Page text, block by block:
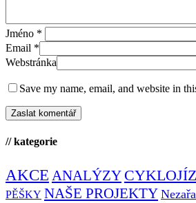
Jméno *
Email *
Webstránka
Save my name, email, and website in
// kategorie
AKCE ANALÝZY
PĚŠKY NAŠE PROJEKTY